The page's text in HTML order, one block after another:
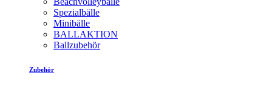
Spezialbälle
Minibälle
BALLAKTION
Ballzubehör
Zubehör